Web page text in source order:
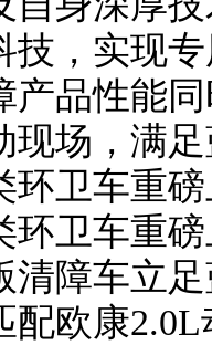
技，实现
产品性能
现场，满
环卫车重
卫车重磅
障车立足
欧康